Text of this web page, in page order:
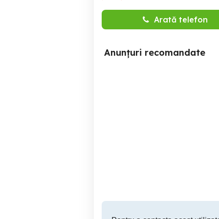
Arată telefon
Anunțuri recomandate